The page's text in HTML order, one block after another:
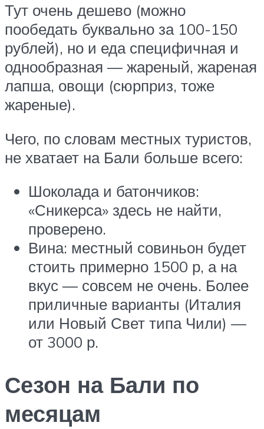
Тут очень дешево (можно
пообедать буквально за 100-150
рублей), но и еда специфичная и
однообразная — жареный, жареная
лапша, овощи (сюрприз, тоже
жареные).
Чего, по словам местных туристов,
не хватает на Бали больше всего:
Шоколада и батончиков:
«Сникерса» здесь не найти,
проверено.
Вина: местный совиньон будет
стоить примерно 1500 р, а на
вкус — совсем не очень. Более
приличные варианты (Италия
или Новый Свет типа Чили) —
от 3000 р.
Сезон на Бали по
месяцам